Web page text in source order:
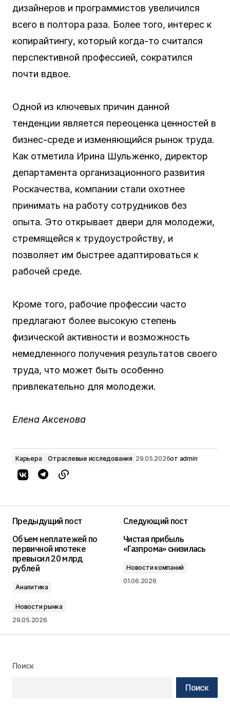
дизайнеров и программистов увеличился
всего в полтора раза. Более того, интерес к
копирайтингу, который когда-то считался
перспективной профессией, сократился
почти вдвое.
Одной из ключевых причин данной
тенденции является переоценка ценностей в
бизнес-среде и изменяющийся рынок труда.
Как отметила Ирина Шульженко, директор
департамента организационного развития
Роскачества, компании стали охотнее
принимать на работу сотрудников без
опыта. Это открывает двери для молодежи,
стремящейся к трудоустройству, и
позволяет им быстрее адаптироваться к
рабочей среде.
Кроме того, рабочие профессии часто
предлагают более высокую степень
физической активности и возможность
немедленного получения результатов своего
труда, что может быть особенно
привлекательно для молодежи.
Елена Аксенова
Карьера Отраслевые исследования 29.05.2026от admin
Предыдущий пост
Объем неплатежей по
первичной ипотеке
превысил 20 млрд
рублей
Аналитика
Новости рынка
29.05.2026
Следующий пост
Чистая прибыль
«Газпрома» снизилась
Новости компаний
01.06.2026
Поиск
Поиск